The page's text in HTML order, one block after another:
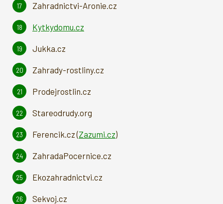
Zahradnictvi-Aronie.cz
Kytkydomu.cz
Jukka.cz
Zahrady-rostliny.cz
Prodejrostlin.cz
Stareodrudy.org
Ferencik.cz (Zazumi.cz)
ZahradaPocernice.cz
Ekozahradnictvi.cz
Sekvoj.cz